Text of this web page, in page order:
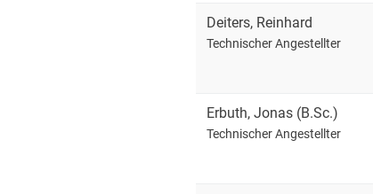
Deiters, Reinhard
Technischer Angestellter
Erbuth,Jonas (B.Sc.)
Technischer Angestellter